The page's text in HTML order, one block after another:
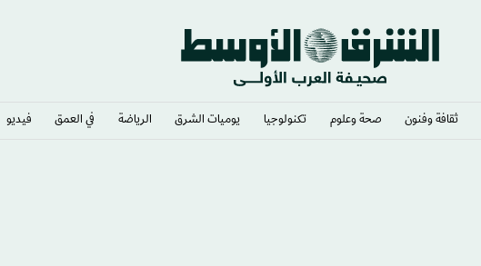
ثقافة وفنون صحة وعلوم تكنولوجيا يوميات الشرق​ الرياضة في العمق فيديو